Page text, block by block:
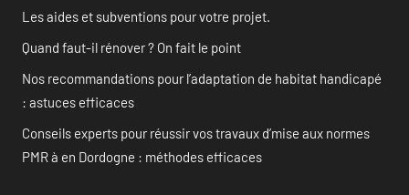
Les aides et subventions pour votre projet.
Quand faut-il rénover ? On fait le point
Nos recommandations pour l’adaptation de habitat handicapé
: astuces efficaces
Conseils experts pour réussir vos travaux d’mise aux normes
PMR à en Dordogne : méthodes efficaces